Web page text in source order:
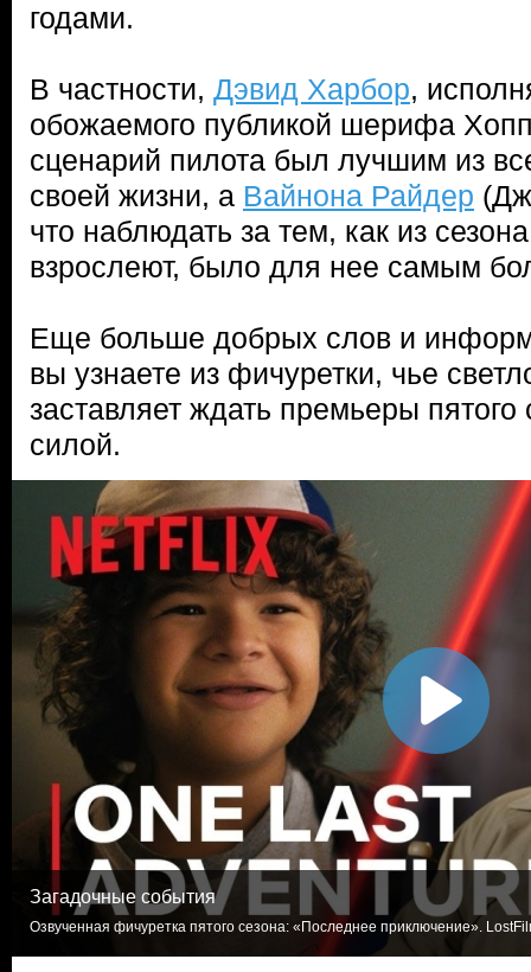
годами.
В частности, Дэвид Харбор,
обожаемого публикой шерифа
сценарий пилота был лучшим из
своей жизни, а Вайнона Райдер
что наблюдать за тем, как из
взрослеют, было для нее самым
Еще больше добрых слов и
вы узнаете из фичуретки, чье
заставляет ждать премьеры пятого
силой.
Загадочные события
Озвученная фичуретка пятого сезона: «Последнее приключение».